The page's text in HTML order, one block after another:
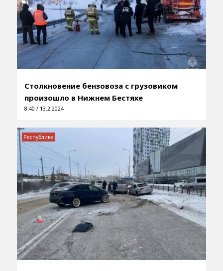
Столкновение бензовоза с грузовиком
произошло в Нижнем Бестяхе
8:40 / 13.2.2024
Республика